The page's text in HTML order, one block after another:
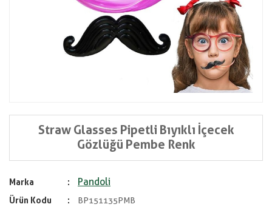
Straw Glasses Pipetli Bıyıklı İçecek
Gözlüğü Pembe Renk
Marka Pandoli
Ürün Kodu
BP151135PMB